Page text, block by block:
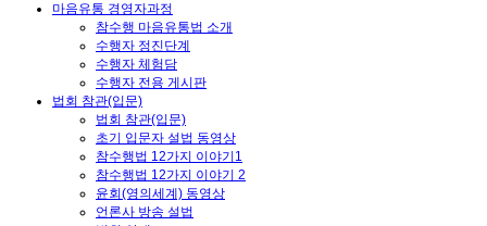
마음유통 경영자과정
참수행 마음유통법 소개
수행자 정진단계
수행자 체험담
수행자 전용 게시판
법회 참관(입문)
법회 참관(입문)
초기 입문자 설법 동영상
참수행법 12가지 이야기1
참수행법 12가지 이야기 2
윤회(영의세계) 동영상
언론사 방송 설법